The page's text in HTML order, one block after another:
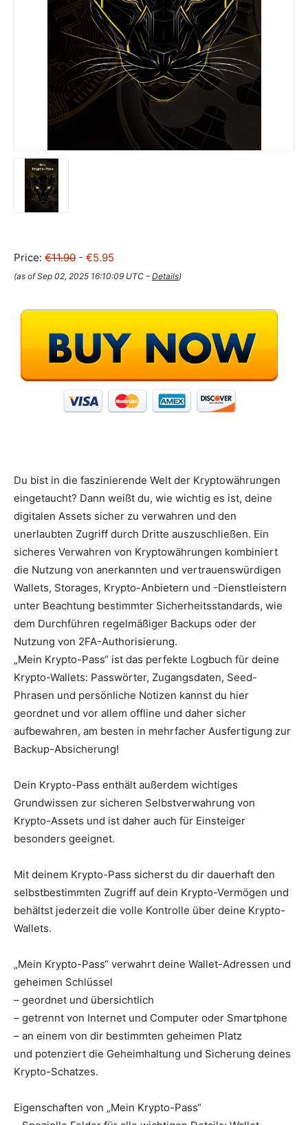
Price: €11.90 - €5.95
(as of Sep 02, 2025 16:10:09 UTC –Details)
Du bist in die faszinierende Welt der Kryptowährungen
eingetaucht? Dann weißt du, wie wichtig es ist, deine
digitalen Assets sicher zu verwahren und den
unerlaubten Zugriff durch Dritte auszuschließen. Ein
sicheres Verwahren von Kryptowährungen kombiniert
die Nutzung von anerkannten und vertrauenswürdigen
Wallets, Storages, Krypto-Anbietern und -Dienstleistern
unter Beachtung bestimmter Sicherheitsstandards, wie
dem Durchführen regelmäßiger Backups oder der
Nutzung von 2FA-Authorisierung.
„Mein Krypto-Pass“ ist das perfekte Logbuch für deine
Krypto-Wallets: Passwörter, Zugangsdaten, Seed-
Phrasen und persönliche Notizen kannst du hier
geordnet und vor allem offline und daher sicher
aufbewahren, am besten in mehrfacher Ausfertigung zur
Backup-Absicherung!
Dein Krypto-Pass enthält außerdem wichtiges
Grundwissen zur sicheren Selbstverwahrung von
Krypto-Assets und ist daher auch für Einsteiger
besonders geeignet.
Mit deinem Krypto-Pass sicherst du dir dauerhaft den
selbstbestimmten Zugriff auf dein Krypto-Vermögen und
behältst jederzeit die volle Kontrolle über deine Krypto-
Wallets.
„Mein Krypto-Pass“ verwahrt deine Wallet-Adressen und
geheimen Schlüssel
– geordnet und übersichtlich
– getrennt von Internet und Computer oder Smartphone
– an einem von dir bestimmten geheimen Platz
und potenziert die Geheimhaltung und Sicherung deines
Krypto-Schatzes.
Eigenschaften von „Mein Krypto-Pass“